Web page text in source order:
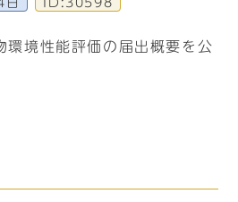
ID:30598
環境性能評価の届出概要を公